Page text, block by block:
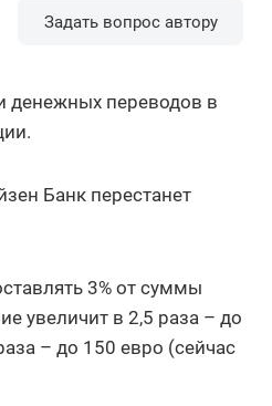
Задать вопрос автору
денежных переводов в
Банк перестанет
3% от суммы
увеличит в 2,5 раза – до
– до 150 евро (сейчас